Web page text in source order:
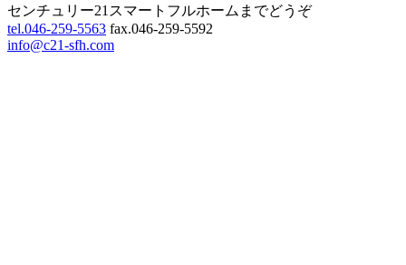
センチュリー21スマートフルホームまでどうぞ
tel.046-259-5563 fax.046-259-5592
info@c21-sfh.com